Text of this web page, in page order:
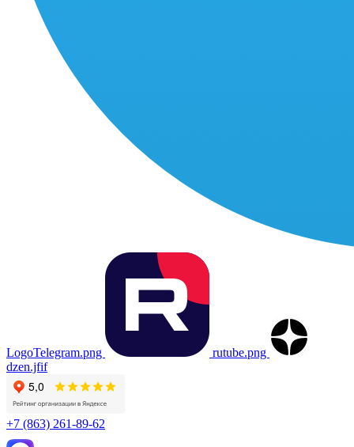
LogoTelegram.png
rutube.png
dzen.jfif
+7 (863) 261-89-62